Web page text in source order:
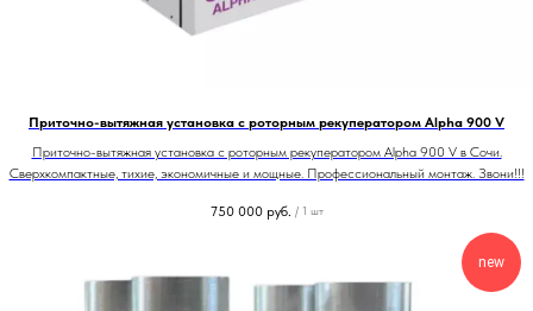
Приточно-вытяжная установка с роторным рекуператором Alpha 900 V
Приточно-вытяжная установка с роторным рекуператором Alpha 900 V в Сочи.
Сверхкомпактные, тихие, экономичные и мощные. Профессиональный монтаж. Звони!!!
750 000 руб. / 1 шт
new